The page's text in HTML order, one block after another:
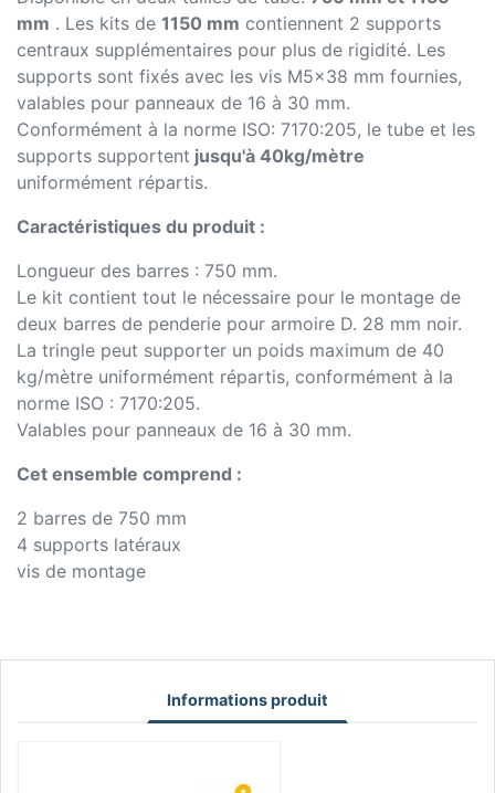
mm . Les kits de 1150 mm contiennent 2 supports
centraux supplémentaires pour plus de rigidité. Les
supports sont fixés avec les vis M5x38 mm fournies,
valables pour panneaux de 16 à 30 mm.
Conformément à la norme ISO: 7170:205, le tube et les
supports supportent jusqu'à 40kg/mètre
uniformément répartis.
Caractéristiques du produit :
Longueur des barres : 750 mm.
Le kit contient tout le nécessaire pour le montage de
deux barres de penderie pour armoire D. 28 mm noir.
La tringle peut supporter un poids maximum de 40
kg/mètre uniformément répartis, conformément à la
norme ISO : 7170:205.
Valables pour panneaux de 16 à 30 mm.
Cet ensemble comprend :
2 barres de 750 mm
4 supports latéraux
vis de montage
Informations produit